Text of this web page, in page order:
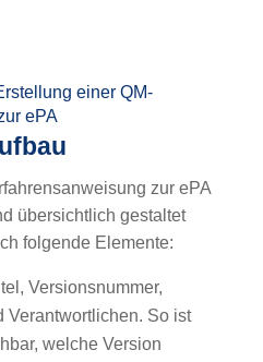
einer QM-
ePA
zur ePA
übersichtlich gestaltet
folgende Elemente:
Versionsnummer,
Verantwortlichen. So ist
welche Version